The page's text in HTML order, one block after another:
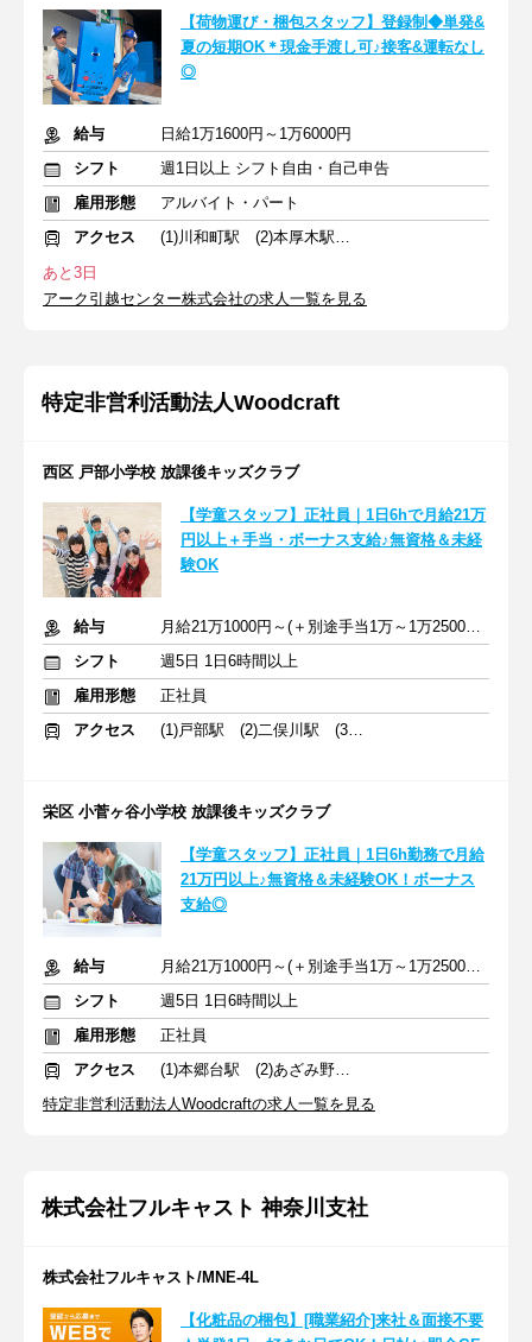
【荷物運び・梱包スタッフ】登録制◆単発&
夏の短期OK＊現金手渡し可♪接客&運転なし
◎
給与
日給1万1600円～1万6000円
シフト
週1日以上 シフト自由・自己申告
雇用形態
アルバイト・パート
アクセス
(1)川和町駅 (2)本厚木駅 (3)淵野辺駅
あと3日
アーク引越センター株式会社の求人一覧を見る
特定非営利活動法人Woodcraft
西区 戸部小学校 放課後キッズクラブ
【学童スタッフ】正社員｜1日6hで月給21万
円以上＋手当・ボーナス支給♪無資格＆未経
験OK
給与
月給21万1000円～(＋別途手当1万～1万2500円) ＋交通費全額支給
シフト
週5日 1日6時間以上
雇用形態
正社員
アクセス
(1)戸部駅 (2)二俣川駅 (3)鶴ケ峰駅
栄区 小菅ヶ谷小学校 放課後キッズクラブ
【学童スタッフ】正社員｜1日6h勤務で月給
21万円以上♪無資格＆未経験OK！ボーナス
支給◎
給与
月給21万1000円～(＋別途手当1万～1万2500円) ＋交通費全額支給
シフト
週5日 1日6時間以上
雇用形態
正社員
アクセス
(1)本郷台駅 (2)あざみ野駅 (3)市が尾駅
特定非営利活動法人Woodcraftの求人一覧を見る
株式会社フルキャスト 神奈川支社
株式会社フルキャスト/MNE-4L
【化粧品の梱包】[職業紹介]来社＆面接不要